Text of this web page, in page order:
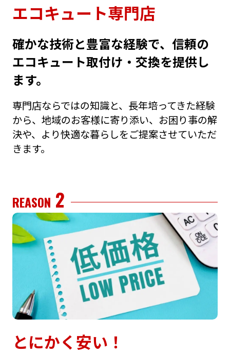
エコキュート専門店
確かな技術と豊富な経験で、信頼の
エコキュート取付け・交換を提供し
ます。
専⾨店ならではの知識と、⻑年培ってきた経験
から、地域のお客様に寄り添い、お困り事の解
決や、より快適な暮らしをご提案させていただ
きます。
REASON 2
とにかく安い！